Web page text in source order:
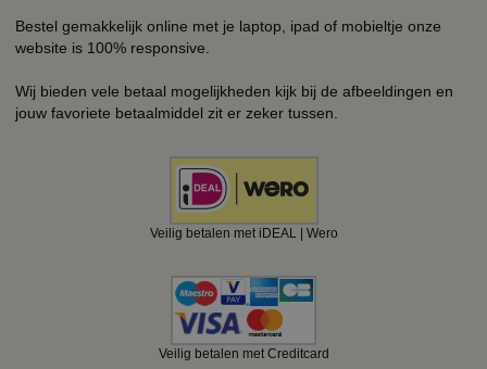
Bestel gemakkelijk online met je laptop, ipad of mobieltje onze
website is 100% responsive.
Wij bieden vele betaal mogelijkheden kijk bij de afbeeldingen en
jouw favoriete betaalmiddel zit er zeker tussen.
Veilig betalen met iDEAL | Wero
Veilig betalen met Creditcard